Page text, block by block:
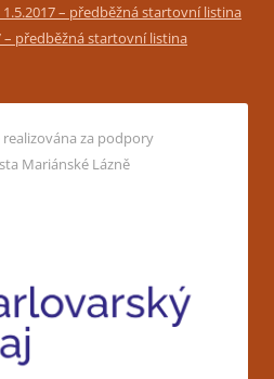
– předběžná startovní listina
– předběžná startovní listina
za podpory
Mariánské Lázně